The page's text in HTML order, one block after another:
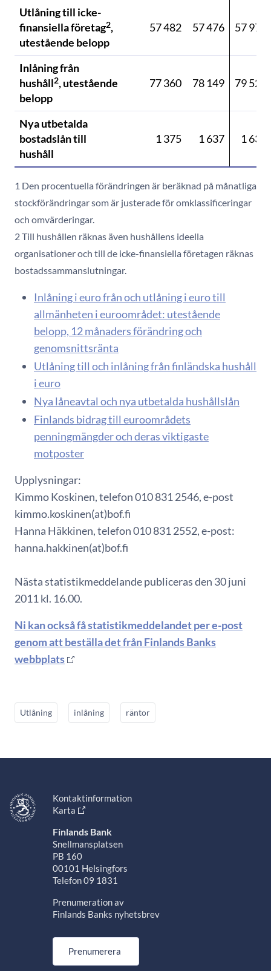
Utlåning till icke-
finansiella företag2,
utestående belopp
57 482 57 476 57 970
Inlåning från
hushåll2, utestående
belopp
77 360 78 149 79 527
Nya utbetalda
bostadslån till
hushåll
1 375 1 637 1 634
1 Den procentuella förändringen är beräknad på månatliga
stockförändringar som är justerade för omklassificeringar
och omvärderingar.
2 Till hushållen räknas även hushållens ideella
organisationer och till de icke-finansiella företagen räknas
bostadssammanslutningar.
Inlåning i euro från och utlåning i euro till
allmänheten i euroområdet: utestående
belopp, 12 månaders förändring och
genomsnittsränta
Utlåning till och inlåning från finländska hushåll
i euro
Nya låneavtal och nya utbetalda hushållslån
Finlands bidrag till euroområdets
penningmängder och deras viktigaste
motposter
Upplysningar:
Kimmo Koskinen, telefon 010 831 2546, e-post
kimmo.koskinen(at)bof.fi
Hanna Häkkinen, telefon 010 831 2552, e-post:
hanna.hakkinen(at)bof.fi
Nästa statistikmeddelande publiceras den 30 juni
2011 kl. 16.00.
Ni kan också få statistikmeddelandet per e-post
genom att beställa det från Finlands Banks
webbplats
Utlåning inlåning räntor
Kontaktinformation
Karta
Finlands Bank
Snellmansplatsen
PB 160
00101 Helsingfors
Telefon 09 1831
Prenumeration av
Finlands Banks nyhetsbrev
Prenumerera